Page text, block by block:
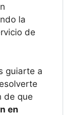
la
de
guiarte a
de que
en